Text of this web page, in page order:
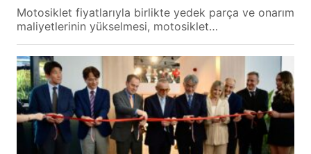
Motosiklet fiyatlarıyla birlikte yedek parça ve onarım
maliyetlerinin yükselmesi, motosiklet…